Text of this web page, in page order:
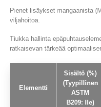
Pienet lisäykset mangaanista
viljahoitoa.
Tiukka hallinta
ratkaisevan tärkeää
Elementti
Sisältö (%)
(Tyypillinen
ASTM
B209: lle)